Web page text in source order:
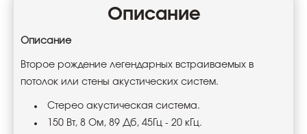
Описание
Описание
Второе рождение легендарных встраиваемых в
потолок или стены акустических систем.
Стерео акустическая система.
150 Вт, 8 Ом, 89 Дб, 45Гц - 20 кГц.